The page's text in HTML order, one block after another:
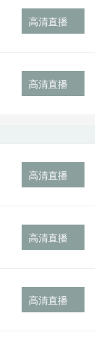
高清直播
高清直播
高清直播
高清直播
高清直播